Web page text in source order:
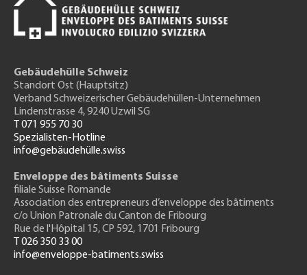
Gebäudehülle Schweiz
Standort Ost (Hauptsitz)
Verband Schweizerischer Gebäudehüllen-Unternehmen
Lindenstrasse 4, 9240 Uzwil SG
T 071 955 70 30
Spezialisten-Hotline
info@gebäudehülle.swiss
Enveloppe des bâtiments Suisse
filiale Suisse Romande
Association des entrepreneurs d’enveloppe des bâtiments
c/o Union Patronale du Canton de Fribourg
Rue de l'Hôpital 15, CP 592, 1701 Fribourg
T 026 350 33 00
info@enveloppe-batiments.swiss